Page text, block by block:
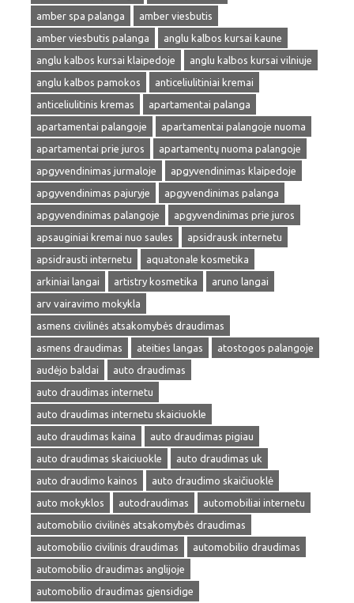
amber spa palanga
amber viesbutis
amber viesbutis palanga
anglu kalbos kursai kaune
anglu kalbos kursai klaipedoje
anglu kalbos kursai vilniuje
anglu kalbos pamokos
anticeliulitiniai kremai
anticeliulitinis kremas
apartamentai palanga
apartamentai palangoje
apartamentai palangoje nuoma
apartamentai prie juros
apartamentų nuoma palangoje
apgyvendinimas jurmaloje
apgyvendinimas klaipedoje
apgyvendinimas pajuryje
apgyvendinimas palanga
apgyvendinimas palangoje
apgyvendinimas prie juros
apsauginiai kremai nuo saules
apsidrausk internetu
apsidrausti internetu
aquatonale kosmetika
arkiniai langai
artistry kosmetika
aruno langai
arv vairavimo mokykla
asmens civilinės atsakomybės draudimas
asmens draudimas
ateities langas
atostogos palangoje
audėjo baldai
auto draudimas
auto draudimas internetu
auto draudimas internetu skaiciuokle
auto draudimas kaina
auto draudimas pigiau
auto draudimas skaiciuokle
auto draudimas uk
auto draudimo kainos
auto draudimo skaičiuoklė
auto mokyklos
autodraudimas
automobiliai internetu
automobilio civilinės atsakomybės draudimas
automobilio civilinis draudimas
automobilio draudimas
automobilio draudimas anglijoje
automobilio draudimas gjensidige